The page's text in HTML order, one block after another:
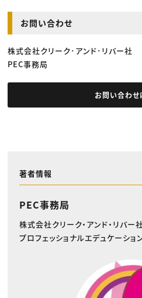
お問い合わせ
株式会社クリーク･アンド･リバー社
PEC事務局
お問い合わせ
著者情報
PEC事務局
株式会社クリーク・アンド・リバー
プロフェッショナルエデュケーショ